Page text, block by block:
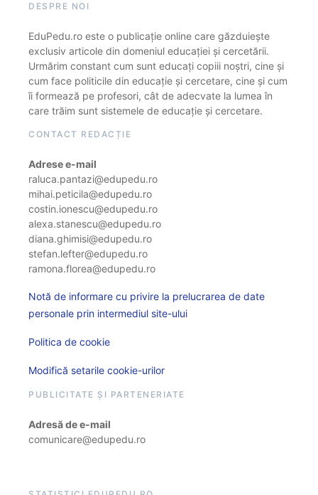
DESPRE NOI
EduPedu.ro este o publicație online care găzduiește
exclusiv articole din domeniul educației și cercetării.
Urmărim constant cum sunt educați copiii noștri, cine și
cum face politicile din educație și cercetare, cine și cum
îi formează pe profesori, cât de adecvate la lumea în
care trăim sunt sistemele de educație și cercetare.
CONTACT REDACȚIE
Adrese e-mail
raluca.pantazi@edupedu.ro
mihai.peticila@edupedu.ro
costin.ionescu@edupedu.ro
alexa.stanescu@edupedu.ro
diana.ghimisi@edupedu.ro
stefan.lefter@edupedu.ro
ramona.florea@edupedu.ro
Notă de informare cu privire la prelucrarea de date
personale prin intermediul site-ului
Politica de cookie
Modifică setarile cookie-urilor
PUBLICITATE ȘI PARTENERIATE
Adresă de e-mail
comunicare@edupedu.ro